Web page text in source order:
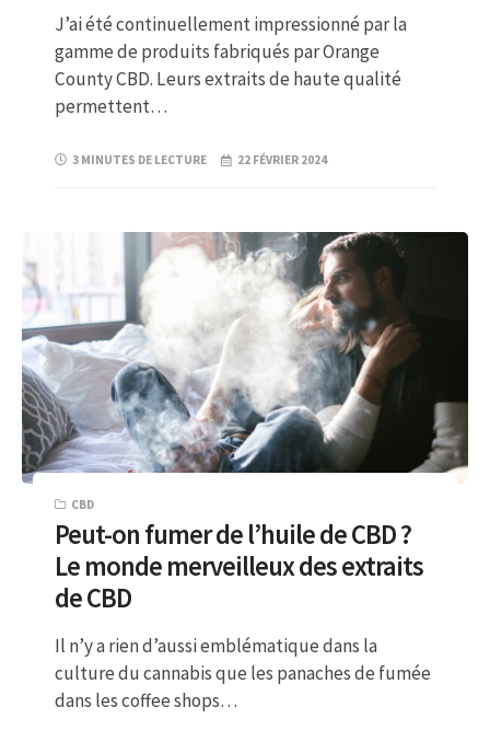
J’ai été continuellement impressionné par la
gamme de produits fabriqués par Orange
County CBD. Leurs extraits de haute qualité
permettent…
3 MINUTES DE LECTURE 22 FÉVRIER 2024
CBD
Peut-on fumer de l’huile de CBD ?
Le monde merveilleux des extraits
de CBD
Il n’y a rien d’aussi emblématique dans la
culture du cannabis que les panaches de fumée
dans les coffee shops…